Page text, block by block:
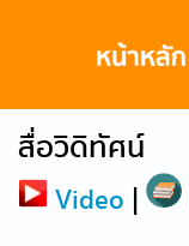
สื่อวิดิทัศน์
Video |